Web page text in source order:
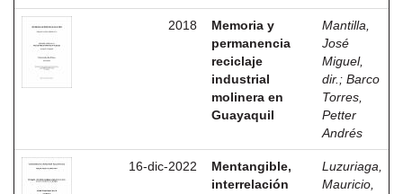
2018
Memoria y
permanencia
reciclaje
industrial
molinera en
Guayaquil
Mantilla,
José
Miguel,
dir. ; Barco
Torres,
Petter
Andrés
16-dic-2022
Mentangible,
interrelación
Luzuriaga,
Mauricio,